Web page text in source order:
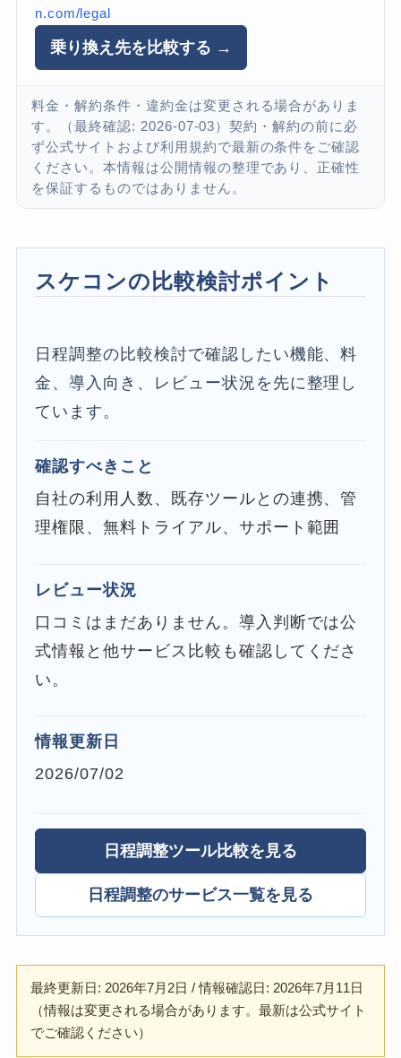
n.com/legal
乗り換え先を比較する →
料金・解約条件・違約金は変更される場合がありま
す。（最終確認: 2026-07-03）契約・解約の前に必
ず公式サイトおよび利用規約で最新の条件をご確認
ください。本情報は公開情報の整理であり、正確性
を保証するものではありません。
スケコンの比較検討ポイント
日程調整の比較検討で確認したい機能、料
金、導入向き、レビュー状況を先に整理し
ています。
確認すべきこと
自社の利用人数、既存ツールとの連携、管
理権限、無料トライアル、サポート範囲
レビュー状況
口コミはまだありません。導入判断では公
式情報と他サービス比較も確認してくださ
い。
情報更新日
2026/07/02
日程調整ツール比較を見る
日程調整のサービス一覧を見る
最終更新日: 2026年7月2日 / 情報確認日: 2026年7月11日
（情報は変更される場合があります。最新は公式サイト
でご確認ください）